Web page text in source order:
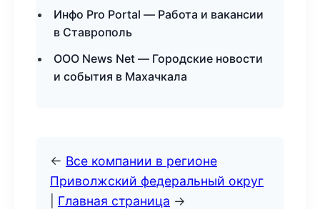
Инфо Pro Portal — Работа и вакансии
в Ставрополь
ООО News Net — Городские новости
и события в Махачкала
← Все компании в регионе
Приволжский федеральный округ
Главная страница →